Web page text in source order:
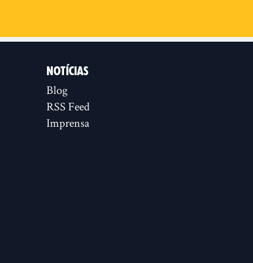
NOTÍCIAS
Blog
RSS Feed
Imprensa